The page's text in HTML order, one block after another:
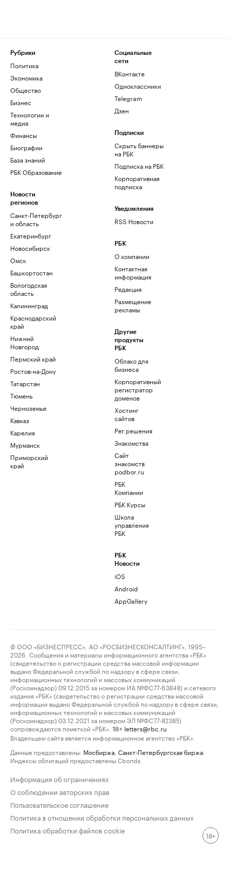
Рубрики
Политика
Экономика
Общество
Бизнес
Технологии и
медиа
Финансы
Биографии
База знаний
РБК Образование
Новости
регионов
Санкт-Петербург
и область
Екатеринбург
Новосибирск
Омск
Башкортостан
Вологодская
область
Калининград
Краснодарский
край
Нижний
Новгород
Пермский край
Ростов-на-Дону
Татарстан
Тюмень
Черноземье
Кавказ
Карелия
Мурманск
Приморский
край
Социальные
сети
ВКонтакте
Одноклассники
Telegram
Дзен
Подписки
Скрыть баннеры
на РБК
Подписка на РБК
Корпоративная
подписка
Уведомления
RSS Новости
РБК
О компании
Контактная
информация
Редакция
Размещение
рекламы
Другие
продукты
РБК
Облако для
бизнеса
Корпоративный
регистратор
доменов
Хостинг
сайтов
Рег.решения
Знакомства
Сайт
знакомств
podbor.ru
РБК
Компании
РБК Курсы
Школа
управления
РБК
РБК
Новости
iOS
Android
AppGallery
© ООО «БИЗНЕСПРЕСС», АО «РОСБИЗНЕСКОНСАЛТИНГ», 1995–
2026. Сообщения и материалы информационного агентства «РБК»
(свидетельство о регистрации средства массовой информации
выдано Федеральной службой по надзору в сфере связи,
информационных технологий и массовых коммуникаций
(Роскомнадзор) 09.12.2015 за номером ИА №ФС77-63848) и сетевого
издания «РБК» (свидетельство о регистрации средства массовой
информации выдано Федеральной службой по надзору в сфере связи,
информационных технологий и массовых коммуникаций
(Роскомнадзор) 03.12.2021 за номером ЭЛ №ФС77-82385)
сопровождаются пометкой «РБК».
18+ letters@rbc.ru
Владельцем сайта является информационное агентство «РБК».
Данные предоставлены: Мосбиржа Санкт-Петербургская биржа
Индексы облигаций предоставлены Cbonds.
Информация об ограничениях
О соблюдении авторских прав
Пользовательское соглашение
Политика в отношении обработки персональных данных
Политика обработки файлов cookie
18+